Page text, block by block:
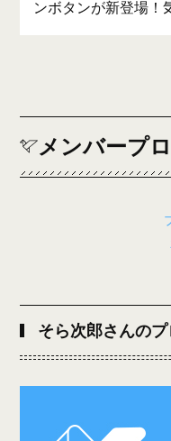
ンボタンが新登場！
メンバープ
そら次郎さんの